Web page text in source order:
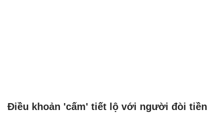
Điều khoản 'cấm' tiết lộ với người đòi tiền